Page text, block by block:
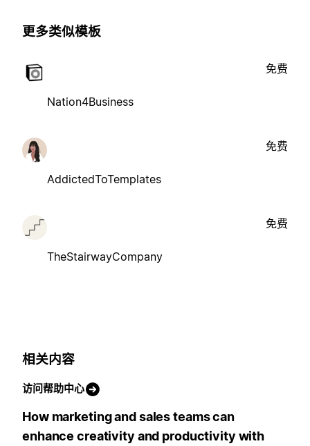
更多类似模板
Nation4Business
免费
AddictedToTemplates
免费
TheStairwayCompany
免费
相关内容
访问帮助中心
How marketing and sales teams can
enhance creativity and productivity with